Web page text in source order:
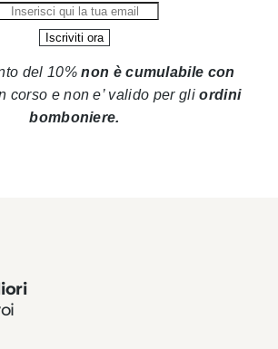
del 10%non è cumulabile con
corso e non e’ valido per gliordini
bomboniere.